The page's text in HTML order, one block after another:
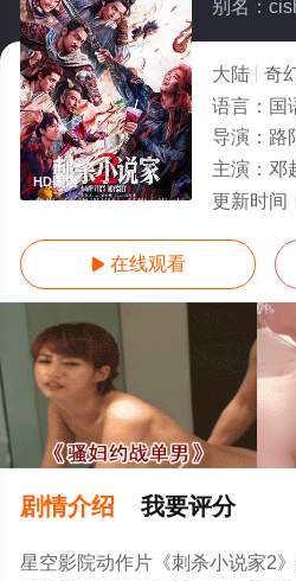
HD国语
别名：
大陆 奇
语言： 国
导演： 路
主演： 邓超,董
更新时间
 在线观看
剧情介绍 我要评分
星空影院动作片《刺杀小说家2